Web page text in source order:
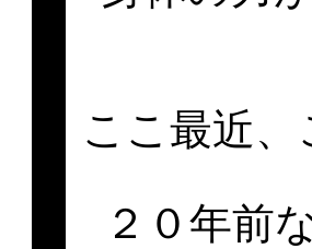
ここ最近
２０年前